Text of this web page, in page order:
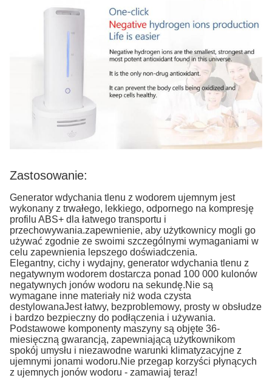
Zastosowanie:
Generator wdychania tlenu z wodorem ujemnym jest
wykonany z trwałego, lekkiego, odpornego na kompresję
profilu ABS+ dla łatwego transportu i
przechowywania.zapewnienie, aby użytkownicy mogli go
używać zgodnie ze swoimi szczególnymi wymaganiami w
celu zapewnienia lepszego doświadczenia.
Elegantny, cichy i wydajny, generator wdychania tlenu z
negatywnym wodorem dostarcza ponad 100 000 kulonów
negatywnych jonów wodoru na sekundę.Nie są
wymagane inne materiały niż woda czysta
destylowanaJest łatwy, bezproblemowy, prosty w obsłudze
i bardzo bezpieczny do podłączenia i używania.
Podstawowe komponenty maszyny są objęte 36-
miesięczną gwarancją, zapewniającą użytkownikom
spokój umysłu i niezawodne warunki klimatyzacyjne z
ujemnymi jonami wodoru.Nie przegap korzyści płynących
z ujemnych jonów wodoru - zamawiaj teraz!